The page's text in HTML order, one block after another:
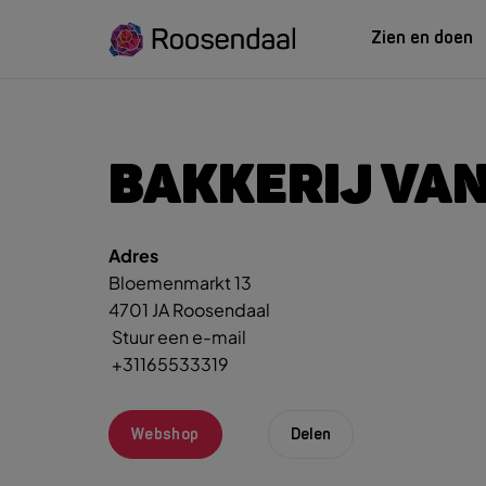
Zien en doen
ZIEN EN
Wandelen
Eten & Drinken
Activiteiten
LEREN
INTROosendaal
BAKKERIJ
Adres
Bloemenmarkt 13
4701 JA Roosendaal
Stuur een e-mail
+31165533319
Webshop Delen